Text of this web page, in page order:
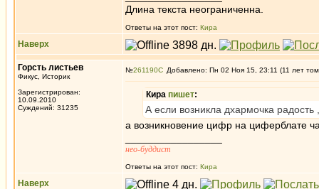
Длина текста неограниченна.
Ответы на этот пост: Кира
Наверх
Горсть листьев
Фикус, Историк
Зарегистрирован:
10.09.2010
Суждений: 31235
№261190 Добавлено: Пн 02 Ноя 15, 23:11 (11 лет
Кира пишет:
А если возникла дхармочка
а возникновение цифр на циферблате
нео-буддист
Ответы на этот пост: Кира
Наверх